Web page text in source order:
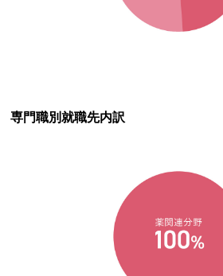
専門職別就職先内訳